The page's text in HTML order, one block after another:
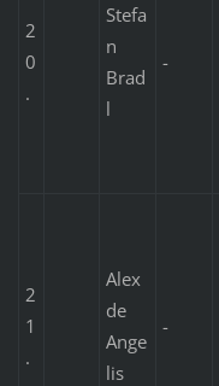
2
0
.
Stefa
n
Brad
l
-
2
1
.
Alex
de
Ange
lis
-